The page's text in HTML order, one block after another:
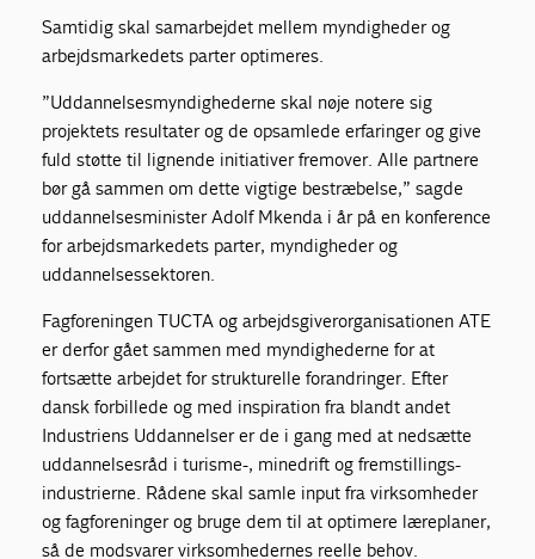
Samtidig skal samarbejdet mellem myndigheder og
arbejdsmarkedets parter optimeres.
”Uddannelsesmyndighederne skal nøje notere sig
projektets resultater og de opsamlede erfaringer og give
fuld støtte til lignende initiativer fremover. Alle partnere
bør gå sammen om dette vigtige bestræbelse,” sagde
uddannelsesminister Adolf Mkenda i år på en konference
for arbejdsmarkedets parter, myndigheder og
uddannelsessektoren.
Fagforeningen TUCTA og arbejdsgiverorganisationen ATE
er derfor gået sammen med myndighederne for at
fortsætte arbejdet for strukturelle forandringer. Efter
dansk forbillede og med inspiration fra blandt andet
Industriens Uddannelser er de i gang med at nedsætte
uddannelsesråd i turisme-, minedrift og fremstillings-
industrierne. Rådene skal samle input fra virksomheder
og fagforeninger og bruge dem til at optimere læreplaner,
så de modsvarer virksomhedernes reelle behov.